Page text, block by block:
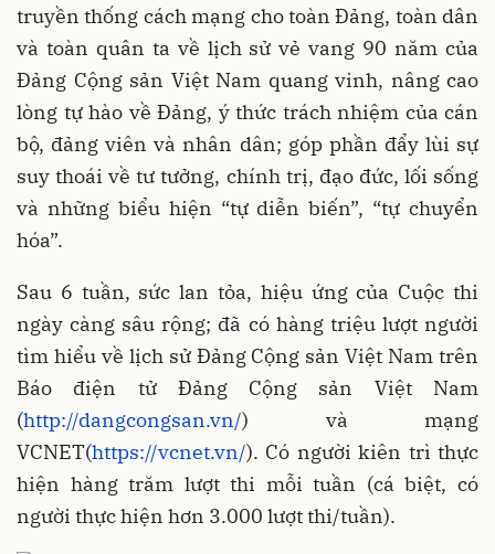
truyền thống cách mạng cho toàn Đảng, toàn dân
và toàn quân ta về lịch sử vẻ vang 90 năm của
Đảng Cộng sản Việt Nam quang vinh, nâng cao
lòng tự hào về Đảng, ý thức trách nhiệm của cán
bộ, đảng viên và nhân dân; góp phần đẩy lùi sự
suy thoái về tư tưởng, chính trị, đạo đức, lối sống
và những biểu hiện “tự diễn biến”, “tự chuyển
hóa”.
Sau 6 tuần, sức lan tỏa, hiệu ứng của Cuộc thi
ngày càng sâu rộng; đã có hàng triệu lượt người
tìm hiểu về lịch sử Đảng Cộng sản Việt Nam trên
Báo điện tử Đảng Cộng sản Việt Nam
(http://dangcongsan.vn/) và mạng
VCNET(https://vcnet.vn/). Có người kiên trì thực
hiện hàng trăm lượt thi mỗi tuần (cá biệt, có
người thực hiện hơn 3.000 lượt thi/tuần).